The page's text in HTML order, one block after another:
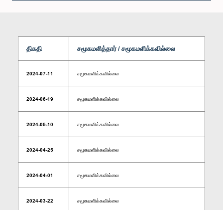
திகதி சமூகமளித்தார் / சமூகமளிக்கவில்லை
2024-07-11 சமூகமளிக்கவில்லை
2024-06-19 சமூகமளிக்கவில்லை
2024-05-10 சமூகமளிக்கவில்லை
2024-04-25 சமூகமளிக்கவில்லை
2024-04-01 சமூகமளிக்கவில்லை
2024-03-22 சமூகமளிக்கவில்லை